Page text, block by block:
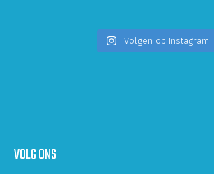
Volgen op Instagram
VOLG ONS